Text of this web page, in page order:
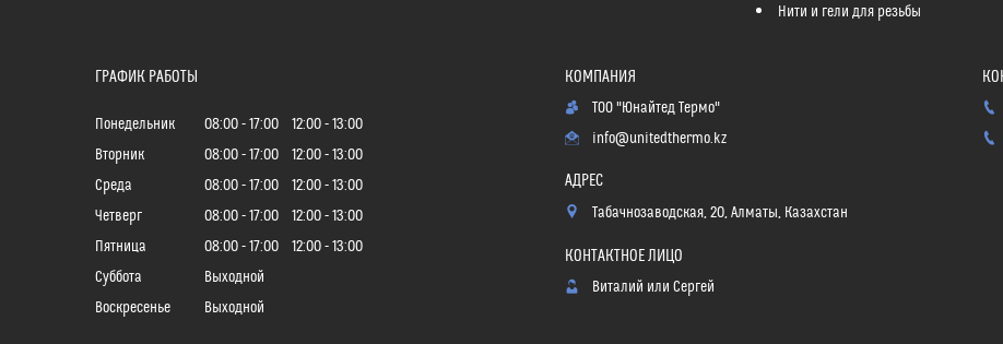
Нити и гели для резьбы
ГРАФИК РАБОТЫ
Понедельник 08:00 17:00 12:00
13:00
Вторник
08:00 17:00 12:00
13:00
Среда
08:00 17:00 12:00
13:00
Четверг
08:00 17:00 12:00
13:00
Пятница
08:00 17:00 12:00
13:00
Суббота
Выходной
Воскресенье
Выходной
ТОО "Юнайтед Термо"
info@unitedthermo.kz
Табачнозаводская, 20, Алматы, Казахстан
Виталий или Сергей